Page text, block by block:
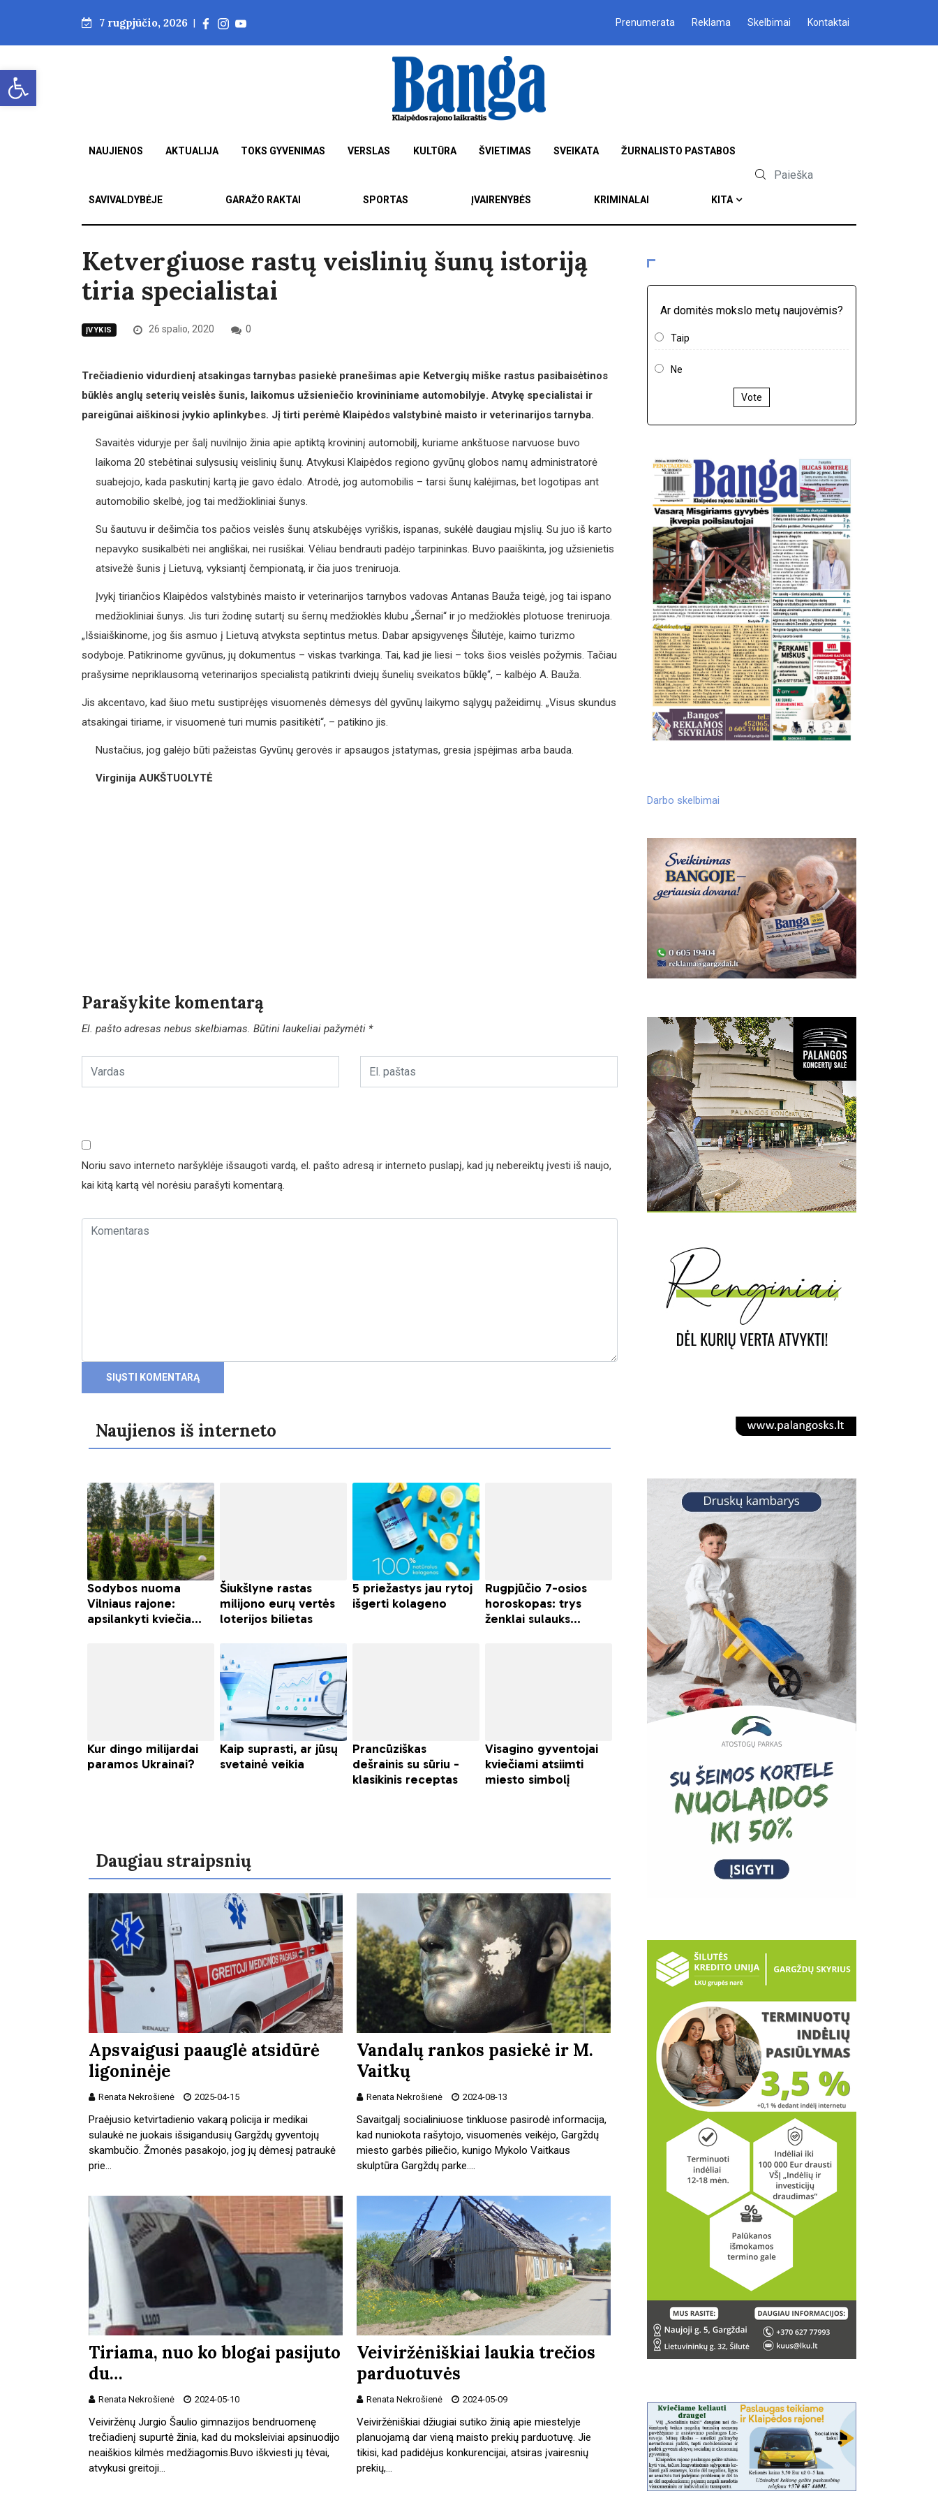
Open toolbar
7 rugpjūčio, 2026 | Prenumerata Reklama Skelbimai Kontaktai
NAUJIENOS AKTUALIJA TOKS GYVENIMAS VERSLAS KULTŪRA ŠVIETIMAS SVEIKATA ŽURNALISTO PASTABOS
SAVIVALDYBĖJE GARAŽO RAKTAI SPORTAS ĮVAIRENYBĖS KRIMINALAI KITA
Ketvergiuose rastų veislinių šunų istoriją
tiria specialistai
ĮVYKIS 26 spalio, 2020 0
Trečiadienio vidurdienį atsakingas tarnybas pasiekė pranešimas apie Ketvergių miške rastus pasibaisėtinos
būklės anglų seterių veislės šunis, laikomus užsieniečio krovininiame automobilyje. Atvykę specialistai ir
pareigūnai aiškinosi įvykio aplinkybes. Jį tirti perėmė Klaipėdos valstybinė maisto ir veterinarijos tarnyba.
Savaitės viduryje per šalį nuvilnijo žinia apie aptiktą krovininį automobilį, kuriame ankštuose narvuose buvo
laikoma 20 stebėtinai sulysusių veislinių šunų. Atvykusi Klaipėdos regiono gyvūnų globos namų administratorė
suabejojo, kada paskutinį kartą jie gavo ėdalo. Atrodė, jog automobilis – tarsi šunų kalėjimas, bet logotipas ant
automobilio skelbė, jog tai medžiokliniai šunys.
Su šautuvu ir dešimčia tos pačios veislės šunų atskubėjęs vyriškis, ispanas, sukėlė daugiau mįslių. Su juo iš karto
nepavyko susikalbėti nei angliškai, nei rusiškai. Vėliau bendrauti padėjo tarpininkas. Buvo paaiškinta, jog užsienietis
atsivežė šunis į Lietuvą, vyksiantį čempionatą, ir čia juos treniruoja.
Įvykį tiriančios Klaipėdos valstybinės maisto ir veterinarijos tarnybos vadovas Antanas Bauža teigė, jog tai ispano
medžiokliniai šunys. Jis turi žodinę sutartį su šernų medžioklės klubu „Šernai“ ir jo medžioklės plotuose treniruoja.
„Išsiaiškinome, jog šis asmuo į Lietuvą atvyksta septintus metus. Dabar apsigyvenęs Šilutėje, kaimo turizmo
sodyboje. Patikrinome gyvūnus, jų dokumentus – viskas tvarkinga. Tai, kad jie liesi – toks šios veislės požymis. Tačiau
prašysime nepriklausomą veterinarijos specialistą patikrinti dviejų šunelių sveikatos būklę“, – kalbėjo A. Bauža.
Jis akcentavo, kad šiuo metu sustiprėjęs visuomenės dėmesys dėl gyvūnų laikymo sąlygų pažeidimų. „Visus skundus
atsakingai tiriame, ir visuomenė turi mumis pasitikėti“, – patikino jis.
Nustačius, jog galėjo būti pažeistas Gyvūnų gerovės ir apsaugos įstatymas, gresia įspėjimas arba bauda.
Virginija AUKŠTUOLYTĖ
Parašykite komentarą
El. pašto adresas nebus skelbiamas. Būtini laukeliai pažymėti *
Noriu savo interneto naršyklėje išsaugoti vardą, el. pašto adresą ir interneto puslapį, kad jų nebereiktų įvesti iš naujo,
kai kitą kartą vėl norėsiu parašyti komentarą.
Naujienos iš interneto
Daugiau straipsnių
Apsvaigusi paauglė atsidūrė
ligoninėje
Renata Nekrošienė 2025-04-15
Praėjusio ketvirtadienio vakarą policija ir medikai
sulaukė ne juokais išsigandusių Gargždų gyventojų
skambučio. Žmonės pasakojo, jog jų dėmesį patraukė
prie…
Vandalų rankos pasiekė ir M.
Vaitkų
Renata Nekrošienė 2024-08-13
Savaitgalį socialiniuose tinkluose pasirodė informacija,
kad nuniokota rašytojo, visuomenės veikėjo, Gargždų
miesto garbės piliečio, kunigo Mykolo Vaitkaus
skulptūra Gargždų parke.…
Tiriama, nuo ko blogai pasijuto
du…
Renata Nekrošienė 2024-05-10
Veiviržėnų Jurgio Šaulio gimnazijos bendruomenę
trečiadienį supurtė žinia, kad du moksleiviai apsinuodijo
neaiškios kilmės medžiagomis.Buvo iškviesti jų tėvai,
atvykusi greitoji…
Veiviržėniškiai laukia trečios
parduotuvės
Renata Nekrošienė 2024-05-09
Veiviržėniškiai džiugiai sutiko žinią apie miestelyje
planuojamą dar vieną maisto prekių parduotuvę. Jie
tikisi, kad padidėjus konkurencijai, atsiras įvairesnių
prekių,…
Ar domitės mokslo metų naujovėmis?
Taip
Ne
Vote
Darbo skelbimai